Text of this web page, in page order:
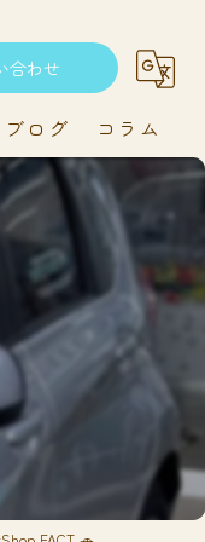
合わせ
ブログ コラム